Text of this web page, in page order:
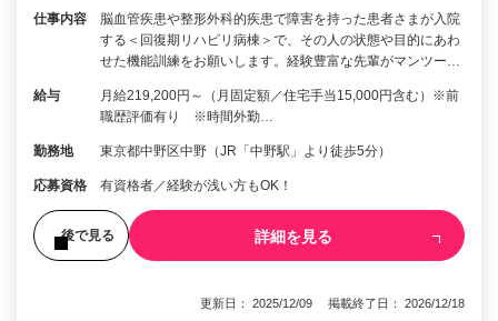
仕事内容
脳⾎管疾患や整形外科的疾患で障害を持った患者さまが入院
する＜回復期リハビリ病棟＞で、その人の状態や目的にあわ
せた機能訓練をお願いします。経験豊富な先輩がマンツー…
給与
月給219,200円～（月固定額／住宅手当15,000円含む）※前
職歴評価有り ※時間外勤…
勤務地 東京都中野区中野（JR「中野駅」より徒歩5分）
応募資格 有資格者／経験が浅い方もOK！
後で見る 詳細を見る
更新日： 2025/12/09 掲載終了日： 2026/12/18